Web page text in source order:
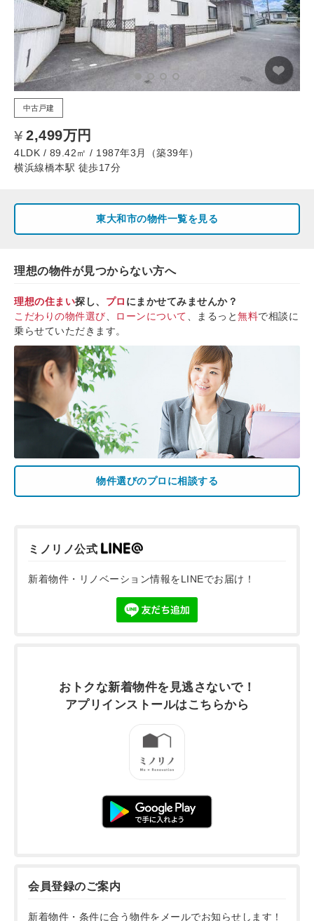
中古戸建
2,499万円
4LDK / 89.42㎡ / 1987年3月（築39年）
横浜線橋本駅 徒歩17分
東大和市の物件一覧を見る
理想の物件が見つからない方へ
理想の住まい探し、 プロ にまかせてみませんか？
こだわりの物件選び
ローンについて 、まるっと無料で相談に
乗らせていただきます。
物件選びのプロに相談する
ミノリノ公式
新着物件・リノベーション情報をLINEでお届け！
おトクな新着物件を 見逃さないで！
アプリインストールはこちらから
会員登録のご案内
新着物件・条件に合う物件をメールでお知らせします！